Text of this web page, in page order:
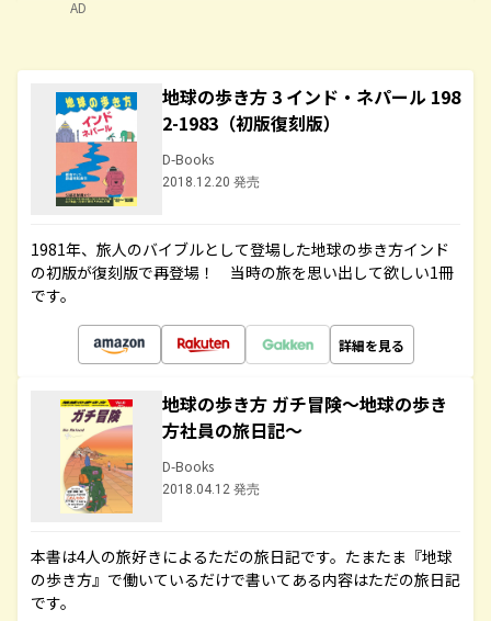
AD
地球の歩き方 3 インド・ネパール 198
2-1983（初版復刻版）
D-Books
2018.12.20 発売
1981年、旅人のバイブルとして登場した地球の歩き方インド
の初版が復刻版で再登場！ 当時の旅を思い出して欲しい1冊
です。
詳細を見る
地球の歩き方 ガチ冒険～地球の歩き
方社員の旅日記～
D-Books
2018.04.12 発売
本書は4人の旅好きによるただの旅日記です。たまたま『地球
の歩き方』で働いているだけで書いてある内容はただの旅日記
です。